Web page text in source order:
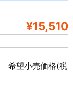
¥15,510
希望小売価格(税